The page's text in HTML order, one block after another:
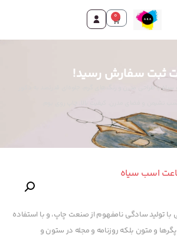
0
ثبت سفارش رسید!
با طراحی مدرن و رنگ‌های گرم، جلوه‌ای قدرتمند به دکور
نشیمن و فضای مدرن. کیفیت بالا، چاپ روی بوم.
تولید سادگی نامفهوم از صنعت چاپ، و با استفاده
و متون بلکه روزنامه و مجله در ستون و